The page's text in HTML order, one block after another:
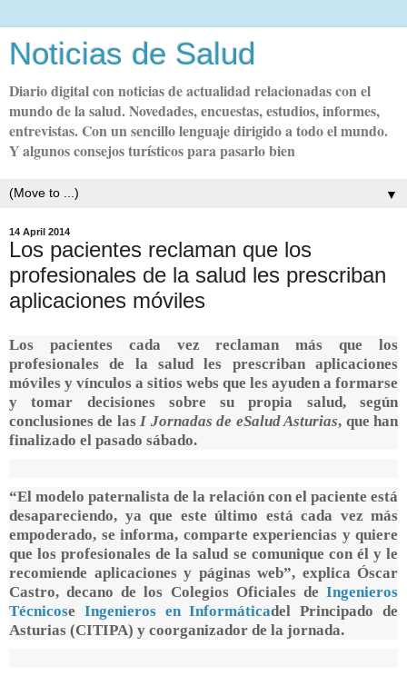
Noticias de Salud
Diario digital con noticias de actualidad relacionadas con el
mundo de la salud. Novedades, encuestas, estudios, informes,
entrevistas. Con un sencillo lenguaje dirigido a todo el mundo.
Y algunos consejos turísticos para pasarlo bien
▼
14 April 2014
Los pacientes reclaman que los
profesionales de la salud les prescriban
aplicaciones móviles
Los pacientes cada vez reclaman más que los
profesionales de la salud les prescriban aplicaciones
móviles y vínculos a sitios webs que les ayuden a formarse
y tomar decisiones sobre su propia salud, según
conclusiones de las I Jornadas de eSalud Asturias, que han
finalizado el pasado sábado.
“El modelo paternalista de la relación con el paciente está
desapareciendo, ya que este último está cada vez más
empoderado, se informa, comparte experiencias y quiere
que los profesionales de la salud se comunique con él y le
recomiende aplicaciones y páginas web”, explica Óscar
Castro, decano de los Colegios Oficiales de Ingenieros
Técnicose Ingenieros en Informáticadel Principado de
Asturias (CITIPA) y coorganizador de la jornada.